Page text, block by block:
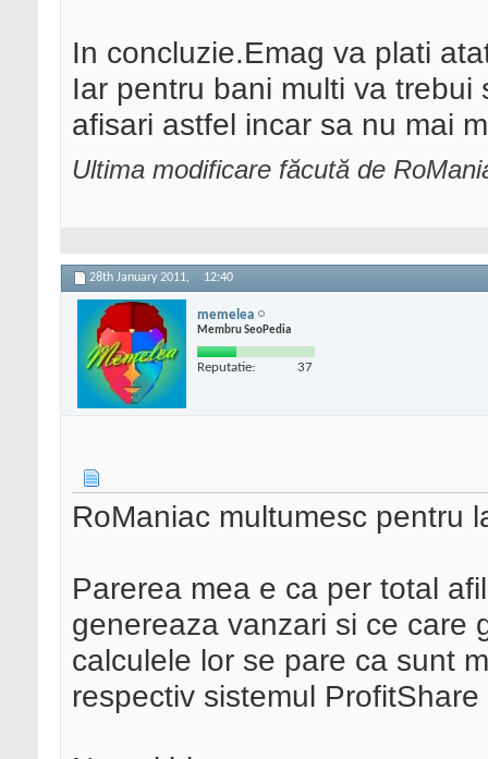
In concluzie.Emag va plati
Iar pentru bani multi va
afisari astfel incar sa nu mai
Ultima modificare făcută de
28th January 2011, 12:40
memelea
Membru SeoPedia
Reputatie: 37
RoManiac multumesc pentru
Parerea mea e ca per total
genereaza vanzari si ce care
calculele lor se pare ca sunt
respectiv sistemul